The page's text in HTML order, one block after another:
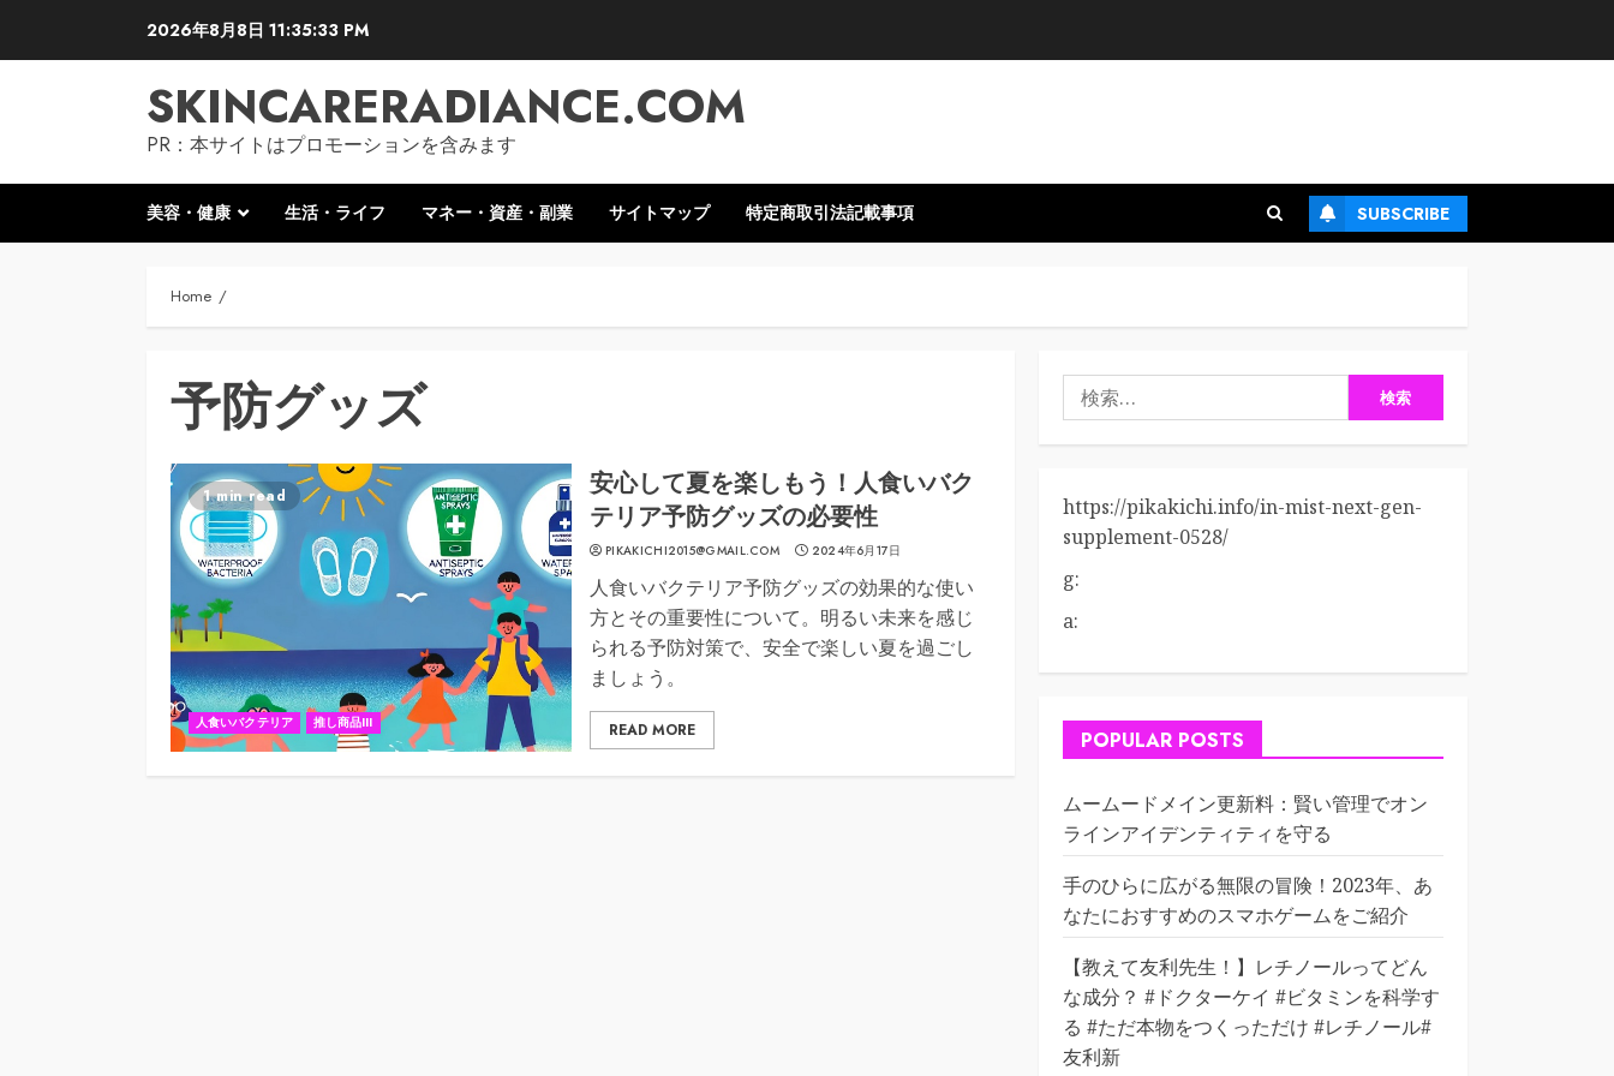
2026年8月8日 11:35:34 PM
SKINCARERADIANCE.COM
PR：本サイトはプロモーションを含みます
美容・健康 生活・ライフ マネー・資産・副業 サイトマップ 特定商取引法記載事項 SUBSCRIBE
Home
予防グッズ
1 min read
人食いバクテリア 推し商品III
安心して夏を楽しもう！人食いバク
テリア予防グッズの必要性
PIKAKICHI2015@GMAIL.COM 2024年6月17日
人食いバクテリア予防グッズの効果的な使い
方とその重要性について。明るい未来を感じ
られる予防対策で、安全で楽しい夏を過ごし
ましょう。
READ MORE
検
索:
https://pikakichi.info/in-mist-next-gen-
supplement-0528/
g:
a:
POPULAR POSTS
ムームードメイン更新料：賢い管理でオン
ラインアイデンティティを守る
手のひらに広がる無限の冒険！2023年、あ
なたにおすすめのスマホゲームをご紹介
【教えて友利先生！】レチノールってどん
な成分？ #ドクターケイ #ビタミンを科学す
る #ただ本物をつくっただけ #レチノール#
友利新